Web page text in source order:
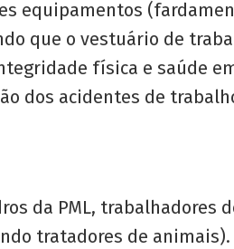
equipamentos
que o vestuário de
física e saúde
dos acidentes de
da PML, trabalhadores
tratadores de